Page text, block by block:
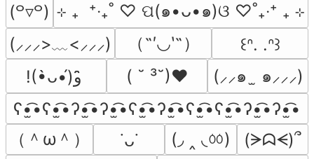
(꒪▿꒪) ⊹ ₊  ⁺‧₊˚ ♡ ପ(๑•ᴗ•๑)ଓ ♡˚₊‧⁺ ₊ ⊹
(⸝⸝⸝>﹏<⸝⸝⸝)
（˶′◡‵˶）
꒰ᐢ. .ᐢ꒱
( ˘ ³˘)♥
(⸝⸝๑  ̫ ๑⸝⸝⸝)
ʕ•̫͡•ʕ•̫͡•ʔ•̫͡•ʔ•̫͡•ʕ•̫͡•ʔ•̫͡•ʕ•̫͡•ʕ•̫͡•ʔ•̫͡•ʔ•̫͡•
（＾ω＾）
˙ᴗ˙ (◞ ‸ ◟ㆀ)
(ᗒᗣᗕ)՞